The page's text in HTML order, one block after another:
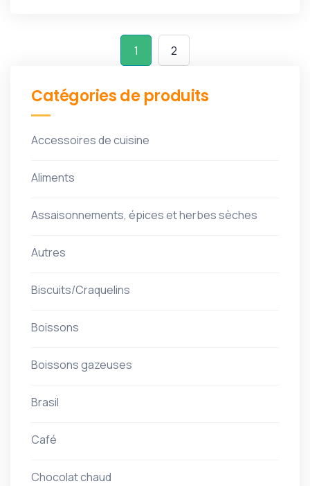
1 2
Catégories de produits
Accessoires de cuisine
Aliments
Assaisonnements, épices et herbes sèches
Autres
Biscuits/Craquelins
Boissons
Boissons gazeuses
Brasil
Café
Chocolat chaud